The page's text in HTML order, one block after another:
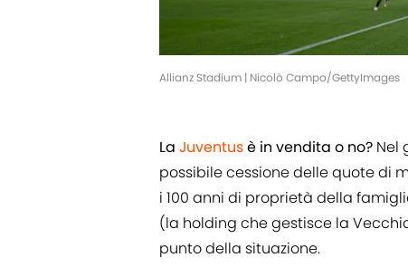
Allianz Stadium | Nicolò Campo/GettyImages
La Juventusè in vendita o no? Nel
possibile cessione delle quote di
i 100 anni di proprietà della
(la holding che gestisce la
punto della situazione.